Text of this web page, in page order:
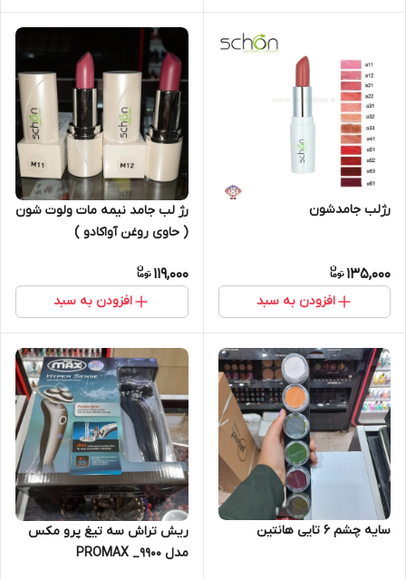
رژلب جامدشون
135,000
افزودن به سبد
رژ لب جامد نیمه مات ولوت شون
( حاوی روغن آواکادو )
119,000
افزودن به سبد
سایه چشم 6 تایی هانتین
ریش تراش سه تیغ پرو مکس
مدل 9900_ PROMAX